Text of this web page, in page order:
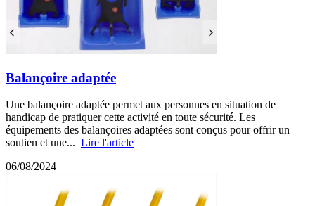
Balançoire adaptée
Une balançoire adaptée permet aux personnes en situation de
handicap de pratiquer cette activité en toute sécurité. Les
équipements des balançoires adaptées sont conçus pour offrir un
soutien et une... Lire l'article
06/08/2024